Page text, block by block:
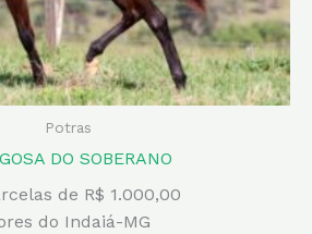
Potras
DO SOBERANO
de R$ 1.000,00
do Indaiá-MG